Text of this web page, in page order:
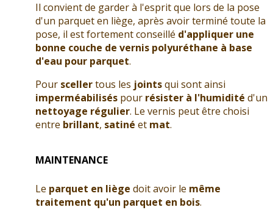
Il convient de garder à l'esprit que lors de la pose
d'un parquet en liège, après avoir terminé toute la
pose, il est fortement conseillé d'appliquer une
bonne couche de vernis polyuréthane à base
d'eau pour parquet.
Pour scellertous les jointsqui sont ainsi
imperméabilisés pour résister à l'humidité d'un
nettoyage régulier. Le vernis peut être choisi
entre brillant, satiné et mat.
MAINTENANCE
Le parquet en liège doit avoir le même
traitement qu'un parquet en bois.